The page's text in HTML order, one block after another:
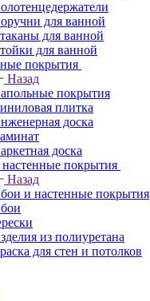
для ванной
для ванной
для ванной
покрытия
Назад
покрытия
плитка
доска
доска
покрытия
Назад
и настенные покрытия
из полиуретана
для стен и потолков